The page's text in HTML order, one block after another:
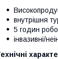
внутрішня
5 годин
інвазивні/